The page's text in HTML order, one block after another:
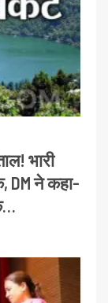
भारी
DM ने कहा-